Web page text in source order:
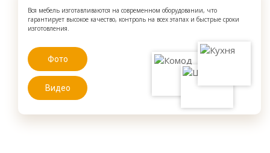
Вся мебель изготавливаются на современном оборудовании, что
гарантирует высокое качество, контроль на всех этапах и быстрые сроки
изготовления.
Фото
Видео